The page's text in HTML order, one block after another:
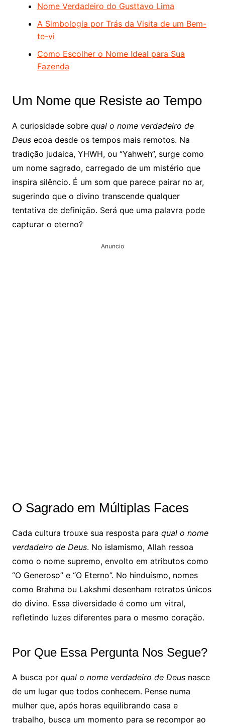
Nome Verdadeiro do Gusttavo Lima
A Simbologia por Trás da Visita de um Bem-
te-vi
Como Escolher o Nome Ideal para Sua
Fazenda
Um Nome que Resiste ao Tempo
A curiosidade sobre qual o nome verdadeiro de
Deusecoa desde os tempos mais remotos. Na
tradição judaica, YHWH, ou “Yahweh”, surge como
um nome sagrado, carregado de um mistério que
inspira silêncio. É um som que parece pairar no ar,
sugerindo que o divino transcende qualquer
tentativa de definição. Será que uma palavra pode
capturar o eterno?
Anuncio
O Sagrado em Múltiplas Faces
Cada cultura trouxe sua resposta para qual o nome
verdadeiro de Deus. No islamismo, Allah ressoa
como o nome supremo, envolto em atributos como
“O Generoso” e “O Eterno”. No hinduísmo, nomes
como Brahma ou Lakshmi desenham retratos únicos
do divino. Essa diversidade é como um vitral,
refletindo luzes diferentes para o mesmo coração.
Por Que Essa Pergunta Nos Segue?
A busca por qual o nome verdadeiro de Deusnasce
de um lugar que todos conhecem. Pense numa
mulher que, após horas equilibrando casa e
trabalho, busca um momento para se recompor ao